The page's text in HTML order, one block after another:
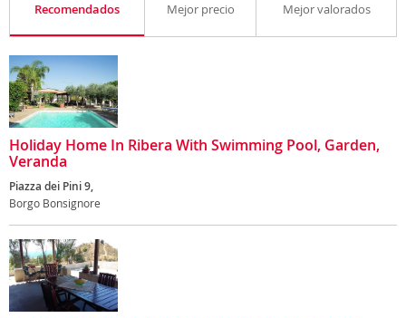
Recomendados Mejor precio Mejor valorados
Holiday Home In Ribera With Swimming Pool, Garden,
Veranda
Piazza dei Pini 9,
Borgo Bonsignore